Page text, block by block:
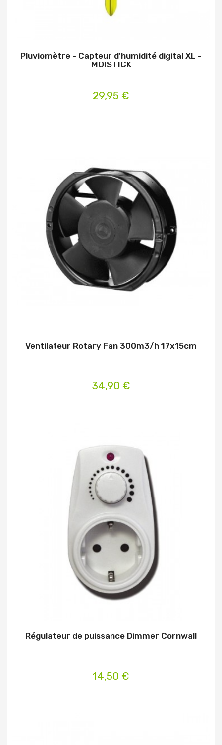
Pluviomètre - Capteur d'humidité digital XL -
MOISTICK
29,95 €
Ventilateur Rotary Fan 300m3/h 17x15cm
34,90 €
Régulateur de puissance Dimmer Cornwall
14,50 €